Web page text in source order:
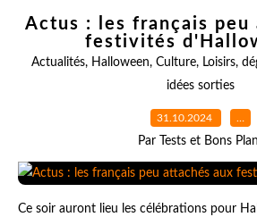
Actus : les français peu
festivités
Actualités, Halloween, Culture, Loisirs,
idées sorties
31.10.2024 …
Par Tests et Bons
Ce soir auront lieu les célébrations pour